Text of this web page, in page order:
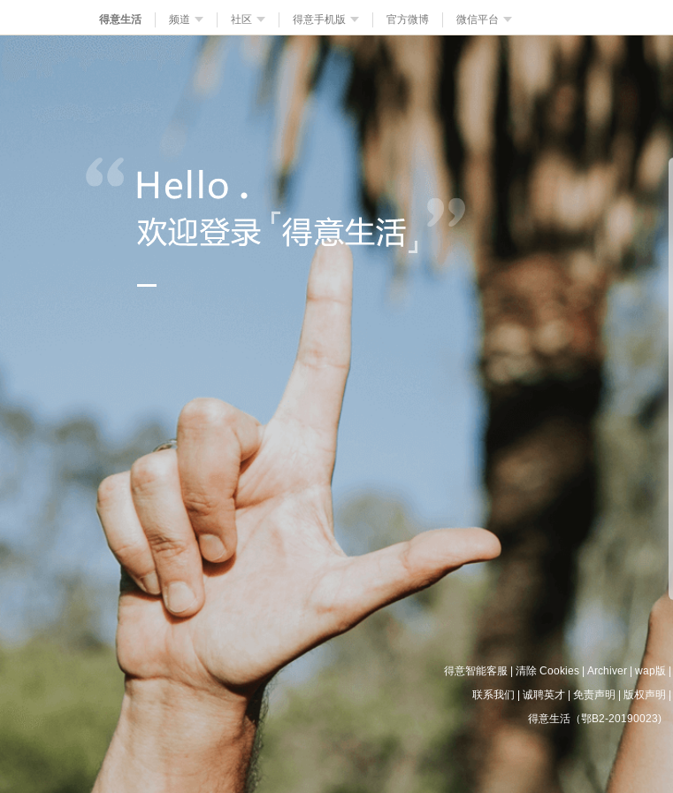
得意生活 频道 社区 得意手机版 官方微博 微信平台
得意智能客服 清除 Cookies| Archiver| wap版
联系我们
诚聘英才 免责声明 版权声明
得意生活（鄂B2-20190023)